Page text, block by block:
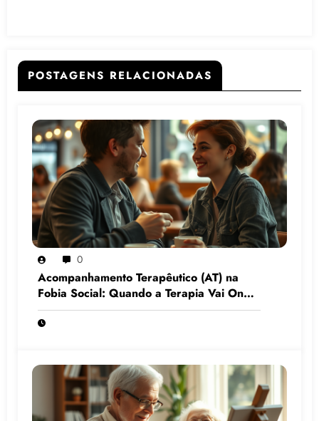
POSTAGENS RELACIONADAS
0
Acompanhamento Terapêutico (AT) na
Fobia Social: Quando a Terapia Vai Onde
o Medo Mora